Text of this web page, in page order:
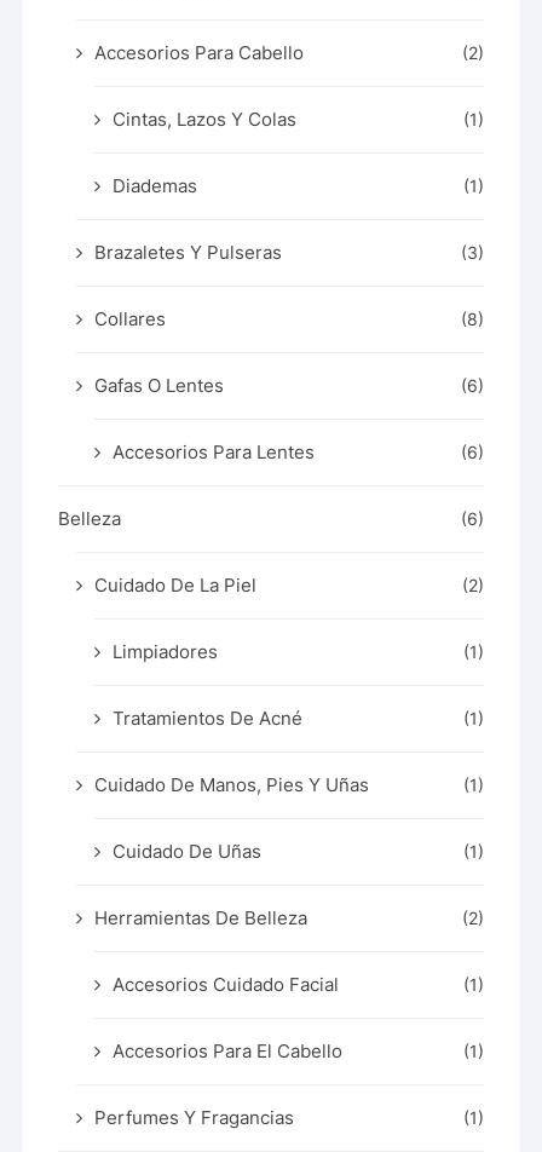
Accesorios Para Cabello (2)
Cintas, Lazos Y Colas (1)
Diademas (1)
Brazaletes Y Pulseras (3)
Collares (8)
Gafas O Lentes (6)
Accesorios Para Lentes (6)
Belleza (6)
Cuidado De La Piel (2)
Limpiadores (1)
Tratamientos De Acné (1)
Cuidado De Manos, Pies Y Uñas (1)
Cuidado De Uñas (1)
Herramientas De Belleza (2)
Accesorios Cuidado Facial (1)
Accesorios Para El Cabello (1)
Perfumes Y Fragancias (1)